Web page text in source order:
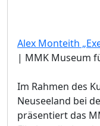
Alex Monteith
| MMK Museum
Im Rahmen des
Neuseeland bei
präsentiert das